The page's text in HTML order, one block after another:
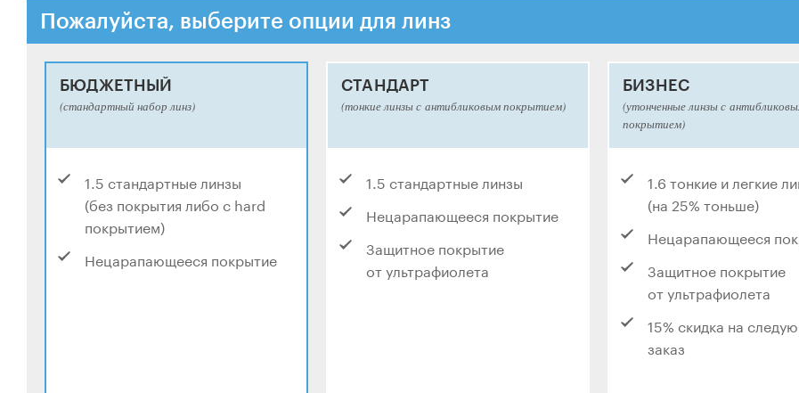
Пожалуйста, выберите опции для линз
БЮДЖЕТНЫЙ
(стандартный набор линз)
1.5 стандартные линзы
(без покрытия либо с hard
покрытием)
Нецарапающееся покрытие
СТАНДАРТ
(тонкие линзы с антибликовым покрытием)
1.5 стандартные линзы
Нецарапающееся покрытие
Защитное покрытие
от ультрафиолета
БИЗНЕС
(утонченные линзы с
покрытием)
1.6 тонкие и легкие
(на 25% тоньше)
Нецарапающееся
Защитное покрытие
от ультрафиолета
15% скидка на
заказ